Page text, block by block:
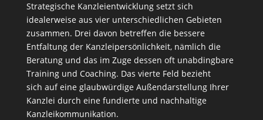
Strategische Kanzleientwicklung setzt sich
idealerweise aus vier unterschiedlichen Gebieten
zusammen. Drei davon betreffen die bessere
Entfaltung der Kanzleipersönlichkeit, nämlich die
Beratungund das im Zuge dessen oft unabdingbare
Trainingund Coaching. Das vierte Feld bezieht
sich auf eine glaubwürdige Außendarstellung Ihrer
Kanzlei durch eine fundierte und nachhaltige
Kanzleikommunikation.